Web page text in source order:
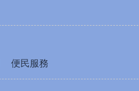
便民服務